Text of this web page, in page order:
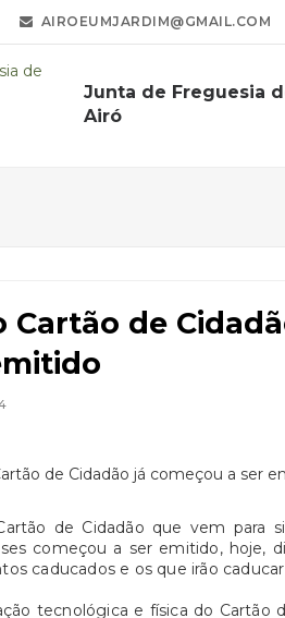
AIROEUMJARDIM@GMAIL.COM
Junta de Freguesia
Airó
Cartão de
de Cidadão que vem para
começou a ser emitido, hoje,
caducados e os que irão
tecnológica e física do Cartão